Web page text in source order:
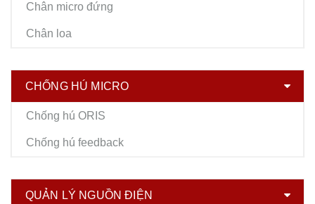
Chân micro đứng
Chân loa
CHỐNG HÚ MICRO
Chống hú ORIS
Chống hú feedback
QUẢN LÝ NGUỒN ĐIỆN